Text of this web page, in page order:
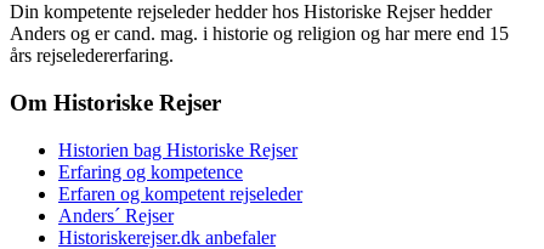
Din kompetente rejseleder hedder hos Historiske Rejser hedder
Anders og er cand. mag. i historie og religion og har mere end 15
års rejseledererfaring.
Om Historiske Rejser
Historien bag Historiske Rejser
Erfaring og kompetence
Erfaren og kompetent rejseleder
Anders´ Rejser
Historiskerejser.dk anbefaler